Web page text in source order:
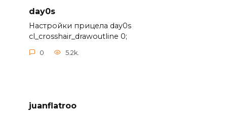
day0s
Настройки прицела day0s
cl_crosshair_drawoutline 0;
0 5.2k.
juanflatroo